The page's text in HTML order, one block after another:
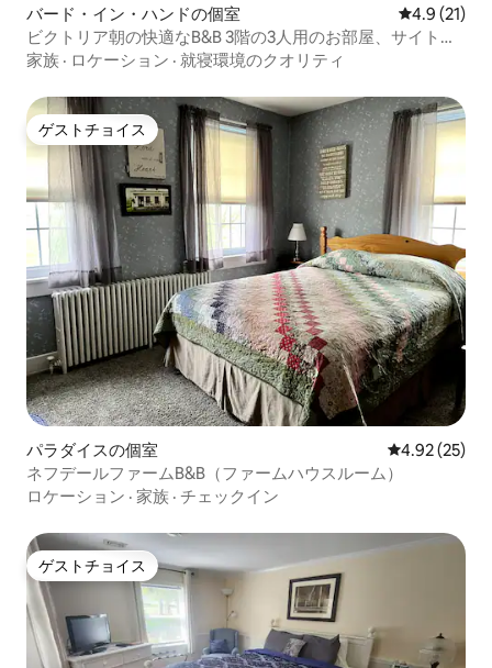
バード・イン・ハンドの個室 レビュー21
4.9 (21)
ビクトリア朝の快適なB&B 3階の3人用のお部屋、サイトサ
ウンドの近く
家族 · ロケーション · 就寝環境のクオリティ
ゲストチョイス
ゲストチョイス
パラダイスの個室 レビュー25
4.92 (25)
ネフデールファームB&B（ファームハウスルーム）
ロケーション · 家族 · チェックイン
ゲストチョイス
ゲストチョイス